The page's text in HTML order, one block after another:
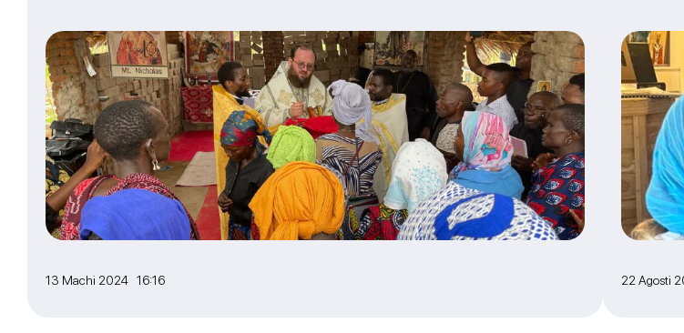
13 Machi 2024 16:16 22 Agosti